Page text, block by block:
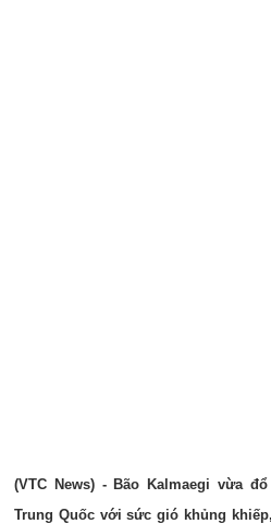
(VTC News) - Bão Kalmaegi vừa
Trung Quốc với sức gió khủng